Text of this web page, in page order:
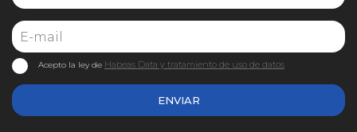
ENVIAR
Acepto la ley de Habeas Data y tratamiento de uso de datos